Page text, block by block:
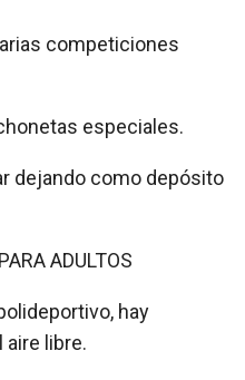
competiciones
especiales.
dejando como depósito
ADULTOS
hay
aire libre.